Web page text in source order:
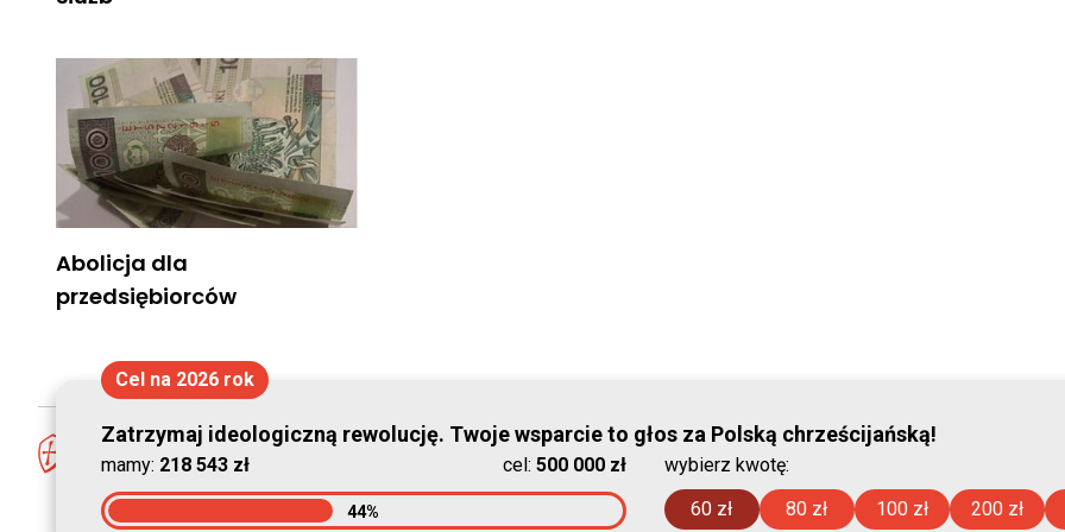
Abolicja dla
przedsiębiorców
©
Cel na 2026 rok
Zatrzymaj ideologiczną rewolucję. Twoje wsparcie to głos za Polską chrześcijańską!
mamy: 218 543 zł cel: 500 000 zł
44%
wybierz kwotę:
60 zł
80 zł 100 zł 200 zł